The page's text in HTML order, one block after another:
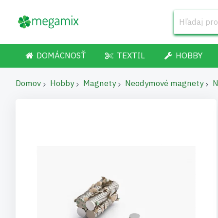
DOMÁCNOSŤ TEXTIL HOBBY
Domov Hobby Magnety Neodymové magnety